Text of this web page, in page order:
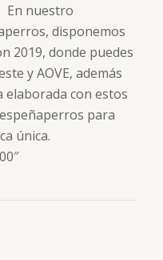
En nuestro
disponemos
2019, donde puedes
y AOVE, además
con estos
para
única.